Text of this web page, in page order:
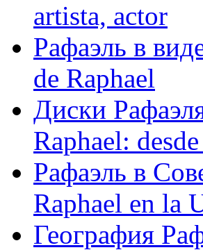
artista, actor
Рафаэль в
de Raphael
Диски
Raphael:
Рафаэль в
Raphael en la
География